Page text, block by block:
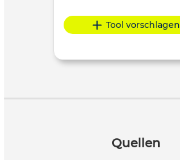
Tool vorschlagen
Quellen